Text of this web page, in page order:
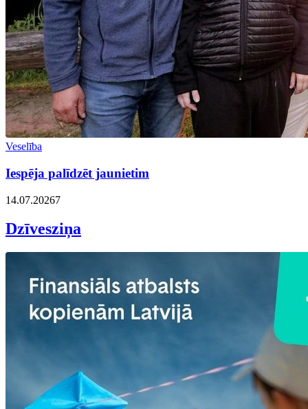
Veselība
Iespēja palīdzēt jaunietim
14.07.20267
Dzīvesziņa